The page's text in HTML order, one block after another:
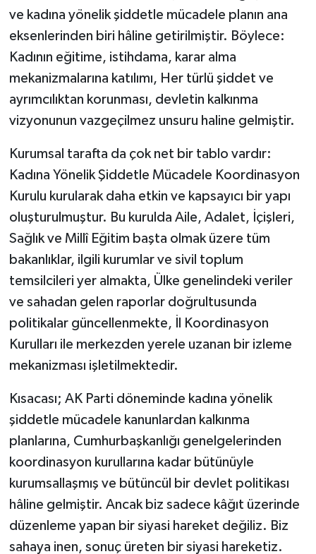
ve kadına yönelik şiddetle mücadele planın ana
eksenlerinden biri hâline getirilmiştir. Böylece:
Kadının eğitime, istihdama, karar alma
mekanizmalarına katılımı, Her türlü şiddet ve
ayrımcılıktan korunması, devletin kalkınma
vizyonunun vazgeçilmez unsuru haline gelmiştir.
Kurumsal tarafta da çok net bir tablo vardır:
Kadına Yönelik Şiddetle Mücadele Koordinasyon
Kurulu kurularak daha etkin ve kapsayıcı bir yapı
oluşturulmuştur. Bu kurulda Aile, Adalet, İçişleri,
Sağlık ve Millî Eğitim başta olmak üzere tüm
bakanlıklar, ilgili kurumlar ve sivil toplum
temsilcileri yer almakta, Ülke genelindeki veriler
ve sahadan gelen raporlar doğrultusunda
politikalar güncellenmekte, İl Koordinasyon
Kurulları ile merkezden yerele uzanan bir izleme
mekanizması işletilmektedir.
Kısacası; AK Parti döneminde kadına yönelik
şiddetle mücadele kanunlardan kalkınma
planlarına, Cumhurbaşkanlığı genelgelerinden
koordinasyon kurullarına kadar bütünüyle
kurumsallaşmış ve bütüncül bir devlet politikası
hâline gelmiştir. Ancak biz sadece kâğıt üzerinde
düzenleme yapan bir siyasi hareket değiliz. Biz
sahaya inen, sonuç üreten bir siyasi hareketiz.